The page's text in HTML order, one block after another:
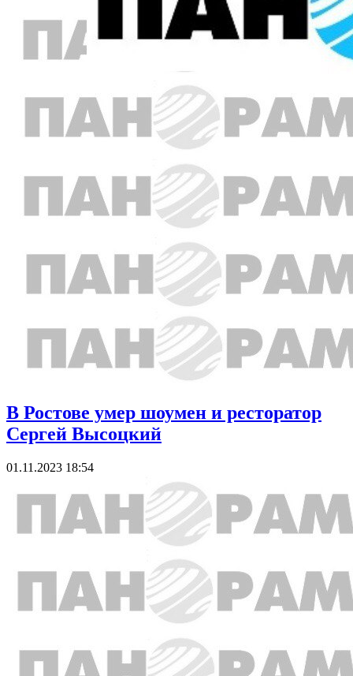
В Ростове умер шоумен и ресторатор
Сергей Высоцкий
01.11.2023 18:54